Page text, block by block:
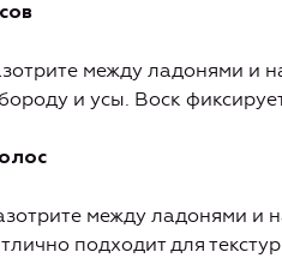
между ладонями и
и усы. Воск
между ладонями и
подходит для